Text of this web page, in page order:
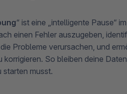
“ ist eine „intelligente Pause“
einen Fehler auszugeben,
Probleme verursachen, und
So bleiben deine
starten musst.